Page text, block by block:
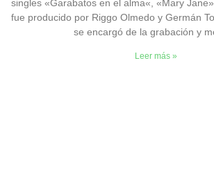
singles «Garabatos en el alma«, «Mary
fue producido por Riggo Olmedo y Germán
se encargó de la grabación y
Leer más »